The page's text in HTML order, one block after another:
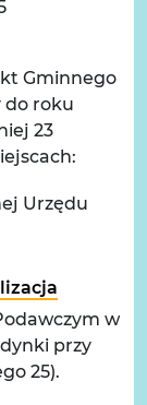
Gminnego
do roku
23
Urzędu
w
przy
25).